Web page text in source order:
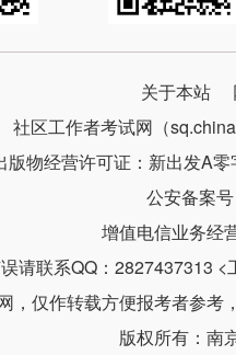
关于本站
社区工作者考试网（
版物经营许可证：新出发A
公安备案
增值电信业务经
请联系QQ：2827437313
，仅作转载方便报考者参
版权所有：南